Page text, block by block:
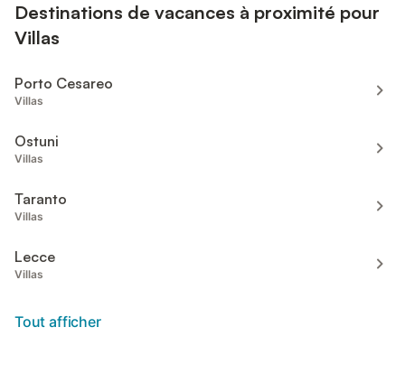
Destinations de vacances à proximité pour
Villas
Porto Cesareo
Villas
Ostuni
Villas
Taranto
Villas
Lecce
Villas
Tout afficher